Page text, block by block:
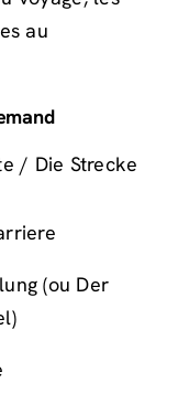
au
/ Die Strecke
(ou Der